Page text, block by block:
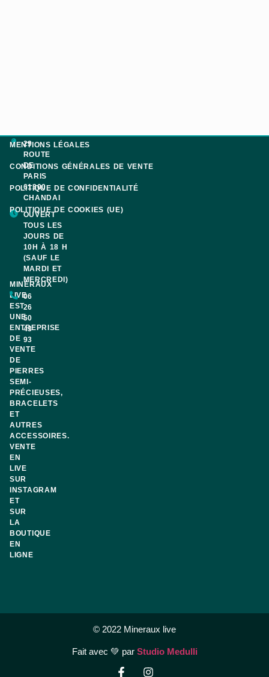
MINERAUX
LIVE
EST
UNE
ENTREPRISE
DE
VENTE
DE
PIERRES
SEMI-
PRÉCIEUSES,
BRACELETS
ET
AUTRES
ACCESSOIRES.
VENTE
EN
LIVE
SUR
INSTAGRAM
ET
SUR
LA
BOUTIQUE
EN
LIGNE
29
ROUTE
DE
PARIS
61300
CHANDAI
OUVERT
TOUS LES
JOURS DE
10H À 18 H
(SAUF LE
MARDI ET
MERCREDI)
06
26
50
43
93
MENTIONS LÉGALES
CONDITIONS GÉNÉRALES DE VENTE
POLITIQUE DE CONFIDENTIALITÉ
POLITIQUE DE COOKIES (UE)
© 2022 Mineraux live
Fait avec 💚 par Studio Medulli